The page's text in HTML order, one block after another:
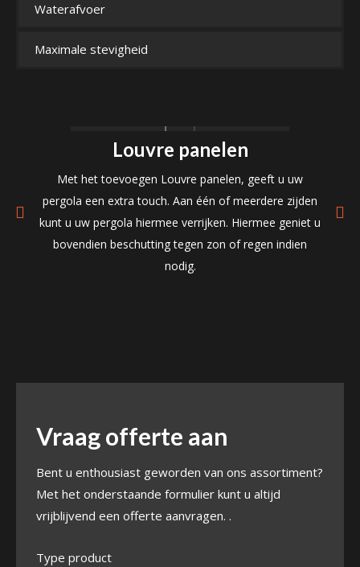
Waterafvoer
Maximale stevigheid
Louvre panelen
Met het toevoegen Louvre panelen, geeft u uw
pergola een extra touch. Aan één of meerdere zijden
kunt u uw pergola hiermee verrijken. Hiermee geniet u
bovendien beschutting tegen zon of regen indien
nodig.
Vraag offerte aan
Bent u enthousiast geworden van ons assortiment?
Met het onderstaande formulier kunt u altijd
vrijblijvend een offerte aanvragen. .
Type product